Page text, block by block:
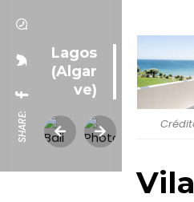
Lagos
(Algar
ve)
SHARE: